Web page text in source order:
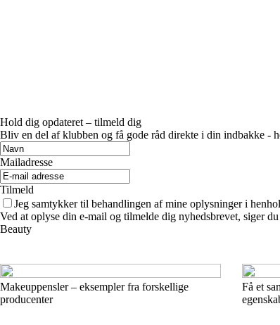
Hold dig opdateret – tilmeld dig
Bliv en del af klubben og få gode råd direkte i din indbakke -
Mailadresse
Tilmeld
Jeg samtykker til behandlingen af mine oplysninger i
Ved at oplyse din e-mail og tilmelde dig nyhedsbrevet, siger
Beauty
Makeuppensler – eksempler fra forskellige
producenter
Få et